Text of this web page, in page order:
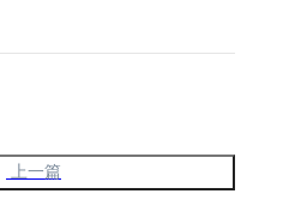
上一篇